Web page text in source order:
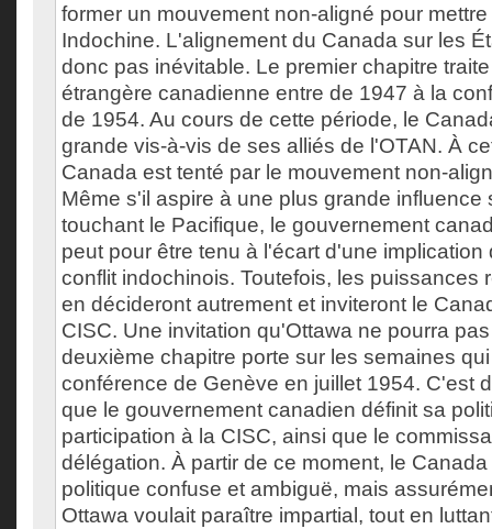
former un mouvement non-aligné pour
Indochine. L'alignement du Canada sur les
donc pas inévitable. Le premier chapitre
étrangère canadienne entre de 1947 à la
de 1954. Au cours de cette période, le
grande vis-à-vis de ses alliés de l'OTAN. À
Canada est tenté par le mouvement non-
Même s'il aspire à une plus grande influence
touchant le Pacifique, le gouvernement
peut pour être tenu à l'écart d'une implication
conflit indochinois. Toutefois, les puissances
en décideront autrement et inviteront le
CISC. Une invitation qu'Ottawa ne pourra
deuxième chapitre porte sur les semaines
conférence de Genève en juillet 1954. C'est
que le gouvernement canadien définit sa
participation à la CISC, ainsi que le
délégation. À partir de ce moment, le
politique confuse et ambiguë, mais
Ottawa voulait paraître impartial, tout en